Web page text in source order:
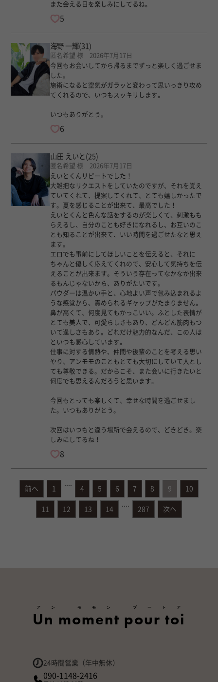
また会える日を楽しみにしてるね。
5
海野 一輝(31)
匿名希望 様 2026年7月17日
今回もお会いしてから帰るまでずっと楽しく過ごせま
した。
施術になると空気がガラッと変わって思いっきり攻め
てくれるので、いつもスッキリします。
いつもありがとう。
6
山田 えいと (25)
匿名希望 様 2026年7月17日
えいとくんリピートでした！
大雑把なリクエストをしていたのですが、それを覚え
ていてくれて、提案してくれて、とても嬉しかったで
す。夏を感じることが出来て、最高でした！
えいとくんと色んな話をするのが楽しくて、刺激もも
らえるし、自分のことも好きになれるし、お互いのこ
とも知ることが出来て、いい時間を過ごせたなと思え
ます。
エロでも事前にしてほしいことを伝えると、それに
ちゃんと優しく応えてくれので、安心して気持ちを伝
えることが出来ます。そういう存在ってなかなか出来
るもんじゃないから、ありがたいです。
パウダーは温かい手と、心地よい声で包み込まれるよ
うな感覚から、責められるギャップがたまりません。
鼻が高くて、何度見てもかっこいい。ふとした表情が
とても美人で、可愛らしさもあり、どんどん筋肉もつ
いて逞しさもあり。どれだけ魅力的なんだ、この人は
といつも感心しています。
仕事に対する情熱や、仲間や後輩のことを考える思い
やり、アンモモのこともとても大切にしていて人とし
ても尊敬できる。だからこそ、また会いに行きたいと
何度でも思えるんだろうと思います。
今回もとっても楽しくて、幸せな時間を過ごせまし
た。いつもありがとう。
次回はいつもと違う場所で会えるので、どきどき。楽
しみにしてるね！
8
前へ 1 4 5 6 7 8 9 10
11 12 13 14 287 次へ
Un moment pour toi
アン モモン プートア
24時間営業（年中無休）
090-1148-2416